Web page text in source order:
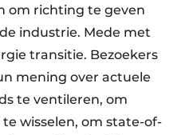
om richting te geven
industrie. Mede met
transitie. Bezoekers
mening over actuele
te ventileren, om
wisselen, om state-of-